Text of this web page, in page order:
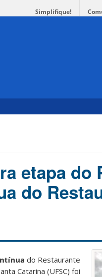
Simplifique!
etapa do
do
do Restaurante
Catarina (UFSC) foi